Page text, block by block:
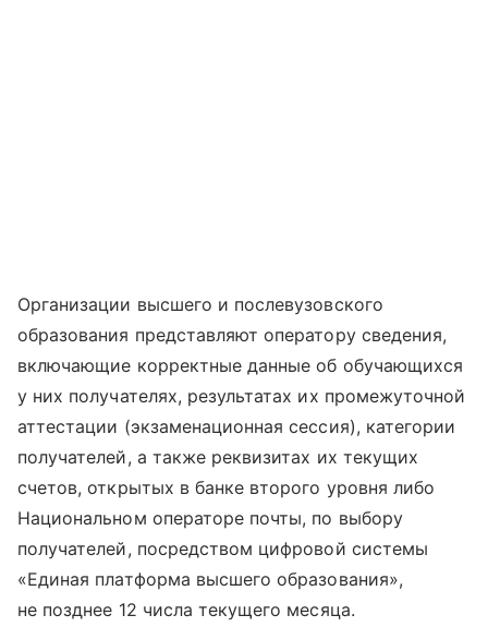
Организации высшего и послевузовского
образования представляют оператору сведения,
включающие корректные данные об обучающихся
у них получателях, результатах их промежуточной
аттестации (экзаменационная сессия), категории
получателей, а также реквизитах их текущих
счетов, открытых в банке второго уровня либо
Национальном операторе почты, по выбору
получателей, посредством цифровой системы
«Единая платформа высшего образования»,
не позднее 12 числа текущего месяца.